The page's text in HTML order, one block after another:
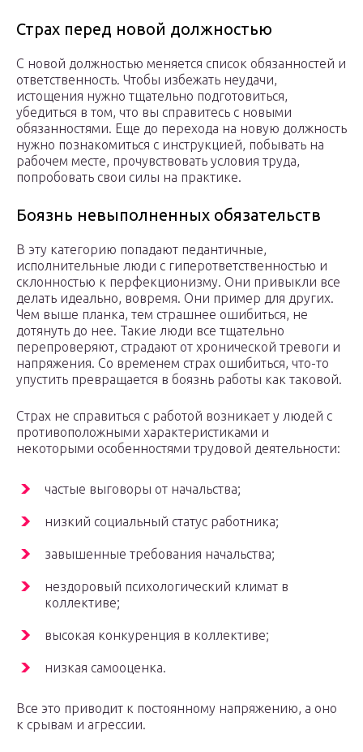
Страх перед новой должностью
С новой должностью меняется список обязанностей и
ответственность. Чтобы избежать неудачи,
истощения нужно тщательно подготовиться,
убедиться в том, что вы справитесь с новыми
обязанностями. Еще до перехода на новую должность
нужно познакомиться с инструкцией, побывать на
рабочем месте, прочувствовать условия труда,
попробовать свои силы на практике.
Боязнь невыполненных обязательств
В эту категорию попадают педантичные,
исполнительные люди с гиперответственностью и
склонностью к перфекционизму. Они привыкли все
делать идеально, вовремя. Они пример для других.
Чем выше планка, тем страшнее ошибиться, не
дотянуть до нее. Такие люди все тщательно
перепроверяют, страдают от хронической тревоги и
напряжения. Со временем страх ошибиться, что-то
упустить превращается в боязнь работы как таковой.
Страх не справиться с работой возникает у людей с
противоположными характеристиками и
некоторыми особенностями трудовой деятельности:
частые выговоры от начальства;
низкий социальный статус работника;
завышенные требования начальства;
нездоровый психологический климат в
коллективе;
высокая конкуренция в коллективе;
низкая самооценка.
Все это приводит к постоянному напряжению, а оно
к срывам и агрессии.